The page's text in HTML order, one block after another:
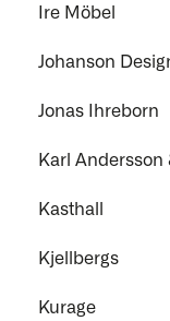
Ire Möbel
Johanson
Jonas Ihreborn
Karl Andersson
Kasthall
Kjellbergs
Kurage